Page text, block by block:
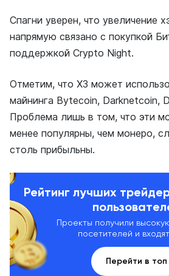
Спагни уверен, что увеличение
напрямую связано с покупкой
поддержкой Crypto Night.
Отметим, что X3 может
майнинга Bytecoin, Darknetcoin,
Проблема лишь в том, что эти
менее популярны, чем монеро,
столь прибыльны.
Рейтинг лучших
Проекты получили
посетителей и
Перейти в топ